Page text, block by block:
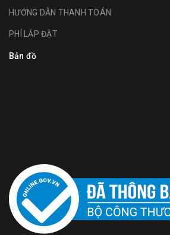
HƯỚNG DẪN THANH TOÁN
PHÍ LẮP ĐẶT
Bản đồ